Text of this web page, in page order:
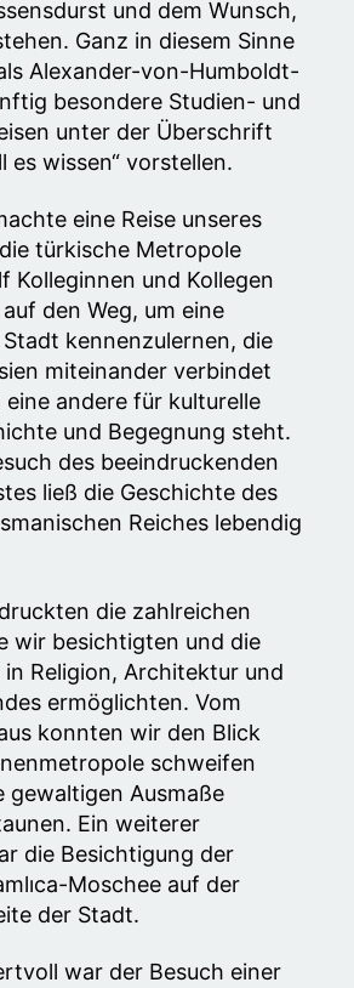
und dem Wunsch,
Ganz in diesem Sinne
Alexander-von-Humboldt-
besondere Studien- und
unter der Überschrift
es wissen“ vorstellen.
eine Reise unseres
türkische Metropole
Kolleginnen und Kollegen
den Weg, um eine
kennenzulernen, die
miteinander verbindet
eine andere für kulturelle
und Begegnung steht.
des beeindruckenden
ließ die Geschichte des
Reiches lebendig
die zahlreichen
wir besichtigten und die
in Religion, Architektur und
ermöglichten. Vom
konnten wir den Blick
schweifen
gewaltigen Ausmaße
Ein weiterer
die Besichtigung der
Moschee auf der
der Stadt.
war der Besuch einer